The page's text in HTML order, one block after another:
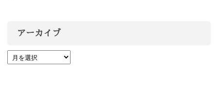
アーカイブ